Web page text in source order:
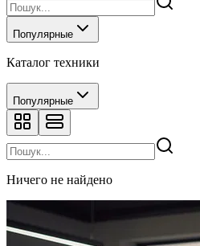
Популярные
Каталог техники
Популярные
Ничего не найдено